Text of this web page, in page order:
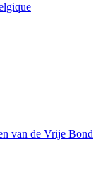
van de Vrije Bond